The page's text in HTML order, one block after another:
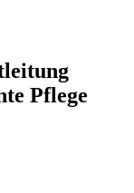
Pflege